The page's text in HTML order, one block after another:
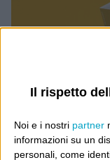
Il rispetto
Noi e i nostri partner
informazioni su un
personali, come